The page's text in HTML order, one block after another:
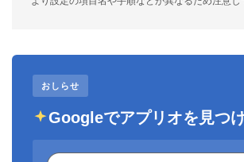
おしらせ
Googleでアプリオを見つ